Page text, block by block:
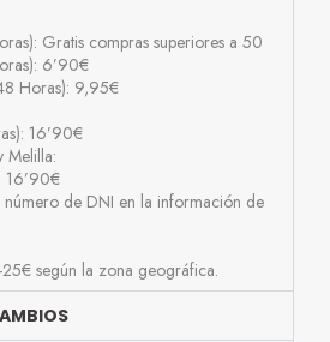
Gratis compras superiores a 50
6’90€
Horas): 9,95€
16’90€
Melilla:
16’90€
número de DNI en la información de
según la zona geográfica.